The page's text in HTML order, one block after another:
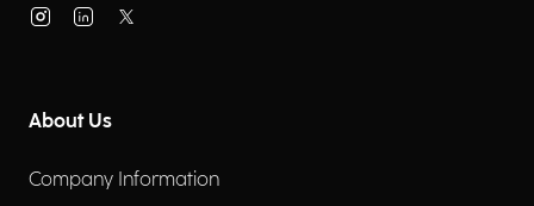
About Us
Company Information